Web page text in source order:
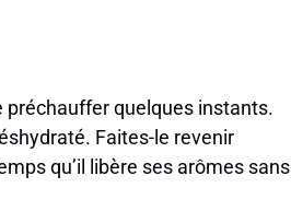
préchauffer quelques instants.
Faites-le revenir
qu’il libère ses arômes sans